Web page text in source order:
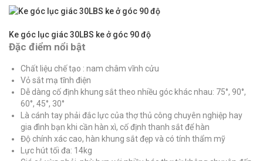
Ke góc lục giác 30LBS ke ở góc 90 độ
Đặc điểm nổi bật
Chất liệu chế tạo : nam châm vĩnh cửu
Vỏ sắt mạ tĩnh điện
Dễ dàng cố định khung sắt theo nhiều góc khác nhau: 75°, 90°,
60°, 45°, 30°
Là cánh tay phải đắc lực của thợ thủ công chuyên nghiệp hay
gia đình bạn khi cần hàn xì, cố định thanh sắt để hàn
Độ chính xác cao, hàn khung sắt đẹp và có tính thẩm mỹ
Lực hút tối đa: 14kg